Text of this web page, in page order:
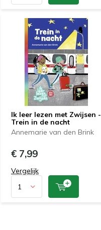
Ik leer lezen met Zwijsen -
Trein in de nacht
Annemarie van den Brink
€ 7,99
Vergelijk